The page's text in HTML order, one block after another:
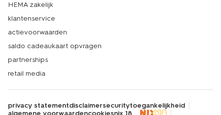
HEMA zakelijk
klantenservice
actievoorwaarden
saldo cadeaukaart opvragen
partnerships
retail media
privacy statementdisclaimersecuritytoegankelijkheid
algemene voorwaardencookiesnix 18